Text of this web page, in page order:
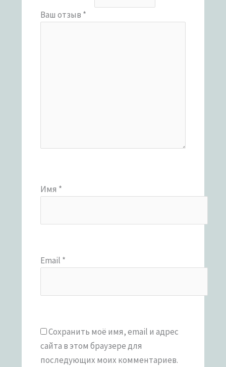
Ваш отзыв *
Имя *
Email *
Сохранить моё имя, email и адрес
сайта в этом браузере для
последующих моих комментариев.